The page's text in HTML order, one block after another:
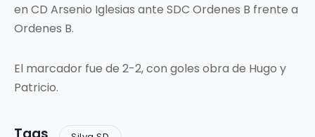
en CD Arsenio Iglesias ante SDC Ordenes B frente a
Ordenes B.
El marcador fue de 2-2, con goles obra de Hugo y
Patricio.